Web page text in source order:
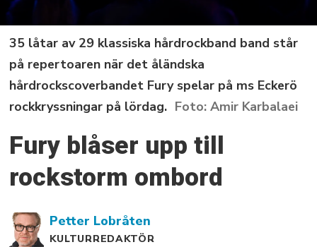
35 låtar av 29 klassiska hårdrockband band står
på repertoaren när det åländska
hårdrockscoverbandet Fury spelar på ms Eckerö
rockkryssningar på lördag.
Amir Karbalaei
Fury blåser upp till
rockstorm ombord
Petter Lobråten
KULTURREDAKTÖR